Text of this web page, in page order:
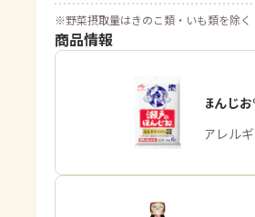
※野菜摂取量はきのこ類・いも類を除く
商品情報
「瀬戸のほんじお
商品・アレル